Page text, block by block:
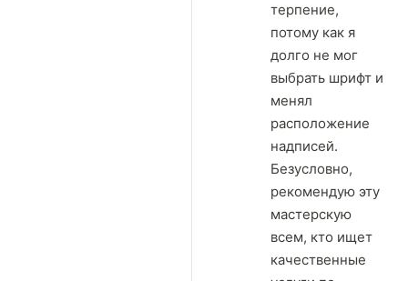
терпение,
потому как я
долго не мог
выбрать шрифт и
менял
расположение
надписей.
Безусловно,
рекомендую эту
мастерскую
всем, кто ищет
качественные